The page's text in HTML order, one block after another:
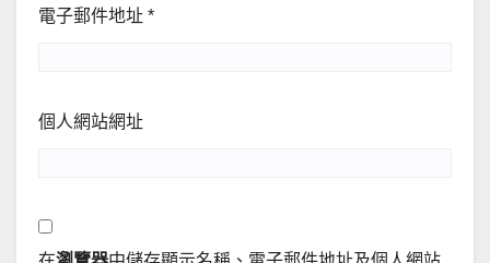
電子郵件地址 *
個人網站網址